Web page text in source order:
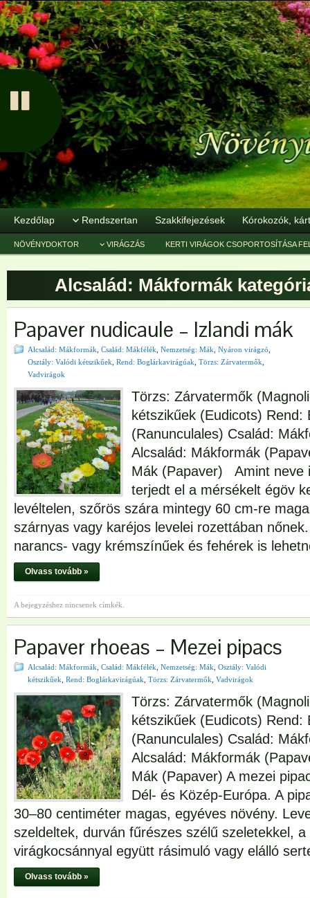
Kezdőlap Rendszertan Szakkifejezések Kórokozók,
NÖVÉNYDOKTOR VIRÁGZÁS KERTI VIRÁGOK CSOPORTOSÍTÁSA
Alcsalád: Mákformák
Papaver nudicaule – Izlandi mák
Alcsalád: Mákformák Család: Mákfélék Nemzetség: Mák Nyáron virágzó
Osztály: Valódi kétszikűek Rend: Boglárkavirágúak Törzs: Zárvatermők
Vadvirágok
Törzs: Zárvatermők
kétszikűek (Eudicots) Rend:
(Ranunculales) Család:
Alcsalád: Mákformák
Mák (Papaver) Amint neve
terjedt el a mérsékelt égöv
levéltelen, szőrös szára mintegy 60 cm-re
szárnyas vagy karéjos levelei rozettában
narancs- vagy krémszínűek és fehérek is
Olvass tovább »
A bejegyzéshez nincsenek címkék.
Papaver rhoeas – Mezei pipacs
Alcsalád: Mákformák Család: Mákfélék Nemzetség: Mák Osztály: Valódi
kétszikűek Rend: Boglárkavirágúak Törzs: Zárvatermők Vadvirágok
Törzs: Zárvatermők
kétszikűek (Eudicots) Rend:
(Ranunculales) Család:
Alcsalád: Mákformák
Mák (Papaver) A mezei
Dél- és Közép-Európa. A
30–80 centiméter magas, egyéves növény.
szeldeltek, durván fűrészes szélű szeletekkel,
virágkocsánnyal együtt rásimuló vagy elálló
Olvass tovább »